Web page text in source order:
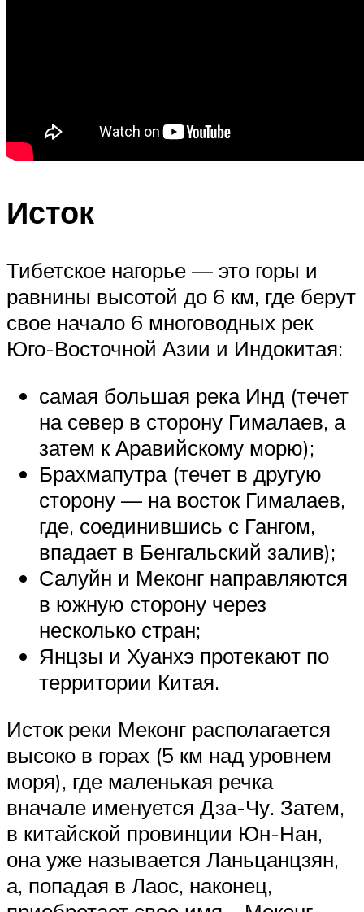
Исток
Тибетское нагорье — это горы и
равнины высотой до 6 км, где берут
свое начало 6 многоводных рек
Юго-Восточной Азии и Индокитая:
самая большая река Инд (течет
на север в сторону Гималаев, а
затем к Аравийскому морю);
Брахмапутра (течет в другую
сторону — на восток Гималаев,
где, соединившись с Гангом,
впадает в Бенгальский залив);
Салуйн и Меконг направляются
в южную сторону через
несколько стран;
Янцзы и Хуанхэ протекают по
территории Китая.
Исток реки Меконг располагается
высоко в горах (5 км над уровнем
моря), где маленькая речка
вначале именуется Дза-Чу. Затем,
в китайской провинции Юн-Нан,
она уже называется Ланьцанцзян,
а, попадая в Лаос, наконец,